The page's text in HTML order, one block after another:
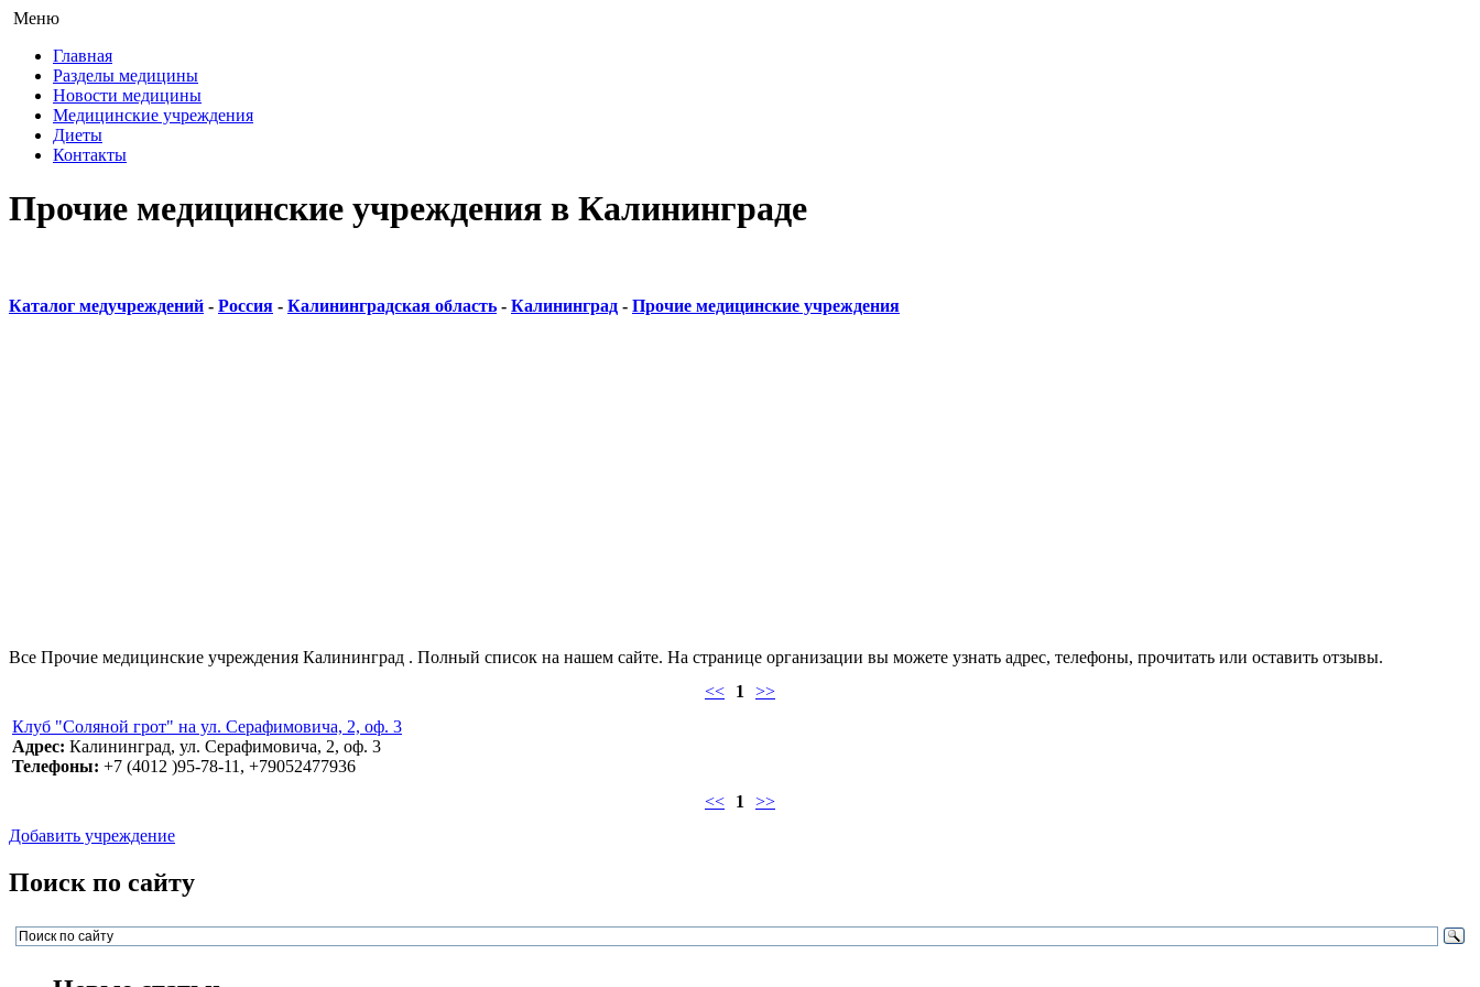
Меню
Главная
Разделы медицины
Новости медицины
Медицинские учреждения
Диеты
Контакты
Прочие медицинские учреждения в Калининграде
Каталог медучреждений - Россия - Калининградская область - Калининград - Прочие медицинские учреждения
Все Прочие медицинские учреждения Калининград . Полный список на нашем сайте. На странице организации вы можете узнать адрес, телефоны, прочитать или оставить отзывы.
<<
1 >>
Клуб "Соляной грот" на ул. Серафимовича, 2, оф. 3
Адрес: Калининград, ул. Серафимовича, 2, оф. 3
Телефоны: +7 (4012 )95-78-11, +79052477936
<<
1 >>
Добавить учреждение
Поиск по сайту